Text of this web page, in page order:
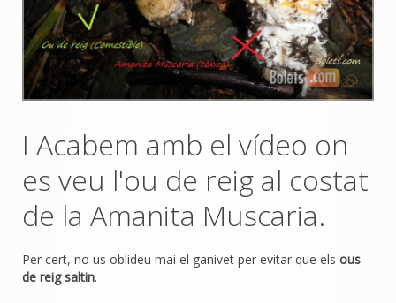
I Acabem amb el vídeo on
es veu l'ou de reig al costat
de la Amanita Muscaria.
Per cert, no us oblideu mai el ganivet per evitar que els ous
de reig saltin.